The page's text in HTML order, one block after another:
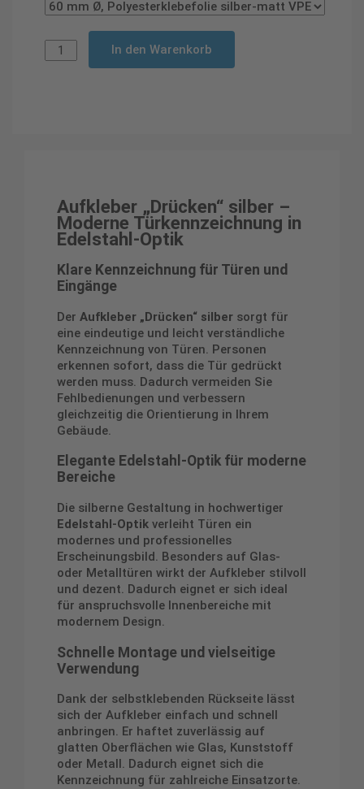
In den Warenkorb
Aufkleber „Drücken“ silber –
Moderne Türkennzeichnung in
Edelstahl-Optik
Klare Kennzeichnung für Türen und
Eingänge
Der Aufkleber „Drücken“ silber sorgt für
eine eindeutige und leicht verständliche
Kennzeichnung von Türen. Personen
erkennen sofort, dass die Tür gedrückt
werden muss. Dadurch vermeiden Sie
Fehlbedienungen und verbessern
gleichzeitig die Orientierung in Ihrem
Gebäude.
Elegante Edelstahl-Optik für moderne
Bereiche
Die silberne Gestaltung in hochwertiger
Edelstahl-Optik verleiht Türen ein
modernes und professionelles
Erscheinungsbild. Besonders auf Glas-
oder Metalltüren wirkt der Aufkleber stilvoll
und dezent. Dadurch eignet er sich ideal
für anspruchsvolle Innenbereiche mit
modernem Design.
Schnelle Montage und vielseitige
Verwendung
Dank der selbstklebenden Rückseite lässt
sich der Aufkleber einfach und schnell
anbringen. Er haftet zuverlässig auf
glatten Oberflächen wie Glas, Kunststoff
oder Metall. Dadurch eignet sich die
Kennzeichnung für zahlreiche Einsatzorte.